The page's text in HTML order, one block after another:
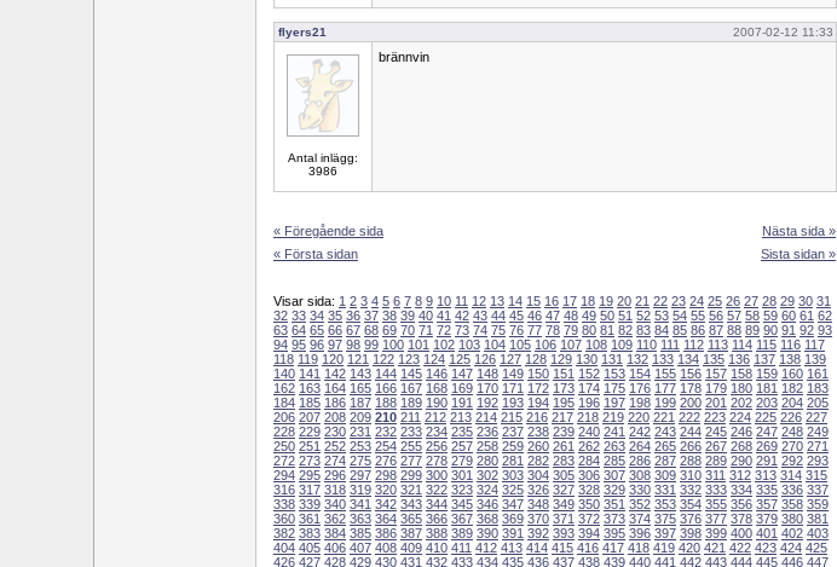
flyers21 2007-02-12 11:33
Antal inlägg:
3986
brännvin
« Föregående sida
« Första sidan
Nästa sida »
Sista sidan »
Visar sida: 1 2 3 4 5 6 7 8 9 10 11 12 13 14 15 16 17 18 19 20 21 22 23 24 25 26 27 28 29 30 31
32 33 34 35 36 37 38 39 40 41 42 43 44 45 46 47 48 49 50 51 52 53 54 55 56 57 58 59 60 61 62
63 64 65 66 67 68 69 70 71 72 73 74 75 76 77 78 79 80 81 82 83 84 85 86 87 88 89 90 91 92 93
94 95 96 97 98 99 100 101 102 103 104 105 106 107 108 109 110 111 112 113 114 115 116 117
118 119 120 121 122 123 124 125 126 127 128 129 130 131 132 133 134 135 136 137 138 139
140 141 142 143 144 145 146 147 148 149 150 151 152 153 154 155 156 157 158 159 160 161
162 163 164 165 166 167 168 169 170 171 172 173 174 175 176 177 178 179 180 181 182 183
184 185 186 187 188 189 190 191 192 193 194 195 196 197 198 199 200 201 202 203 204 205
206 207 208 209 210 211 212 213 214 215 216 217 218 219 220 221 222 223 224 225 226 227
228 229 230 231 232 233 234 235 236 237 238 239 240 241 242 243 244 245 246 247 248 249
250 251 252 253 254 255 256 257 258 259 260 261 262 263 264 265 266 267 268 269 270 271
272 273 274 275 276 277 278 279 280 281 282 283 284 285 286 287 288 289 290 291 292 293
294 295 296 297 298 299 300 301 302 303 304 305 306 307 308 309 310 311 312 313 314 315
316 317 318 319 320 321 322 323 324 325 326 327 328 329 330 331 332 333 334 335 336 337
338 339 340 341 342 343 344 345 346 347 348 349 350 351 352 353 354 355 356 357 358 359
360 361 362 363 364 365 366 367 368 369 370 371 372 373 374 375 376 377 378 379 380 381
382 383 384 385 386 387 388 389 390 391 392 393 394 395 396 397 398 399 400 401 402 403
404 405 406 407 408 409 410 411 412 413 414 415 416 417 418 419 420 421 422 423 424 425
426 427 428 429 430 431 432 433 434 435 436 437 438 439 440 441 442 443 444 445 446 447